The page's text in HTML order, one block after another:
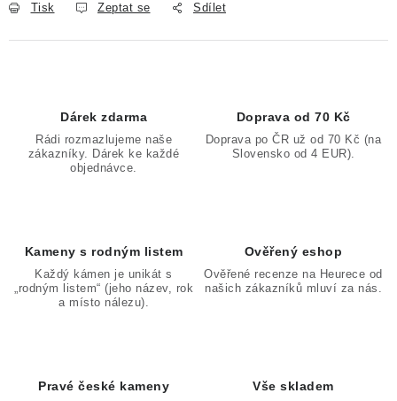
Tisk Zeptat se Sdílet
Dárek zdarma
Rádi rozmazlujeme naše
zákazníky. Dárek ke každé
objednávce.
Doprava od 70 Kč
Doprava po ČR už od 70 Kč (na
Slovensko od 4 EUR).
Kameny s rodným listem
Každý kámen je unikát s
„rodným listem“ (jeho název, rok
a místo nálezu).
Ověřený eshop
Ověřené recenze na Heurece od
našich zákazníků mluví za nás.
Pravé české kameny Vše skladem